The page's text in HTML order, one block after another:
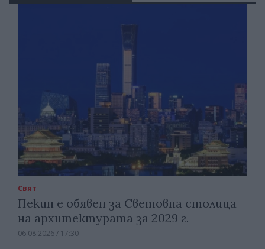
Свят
Пекин е обявен за Световна столица
на архитектурата за 2029 г.
06.08.2026 / 17:30